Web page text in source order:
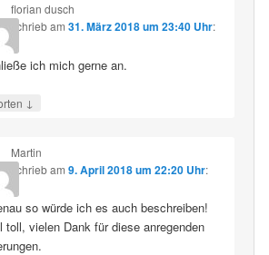
florian dusch
schriebam 31. März 2018 um 23:40 Uhr:
ich mich gerne an.
↓
Martin
schriebam 9. April 2018 um 22:20 Uhr:
so würde ich es auch beschreiben!
toll, vielen Dank für diese anregenden